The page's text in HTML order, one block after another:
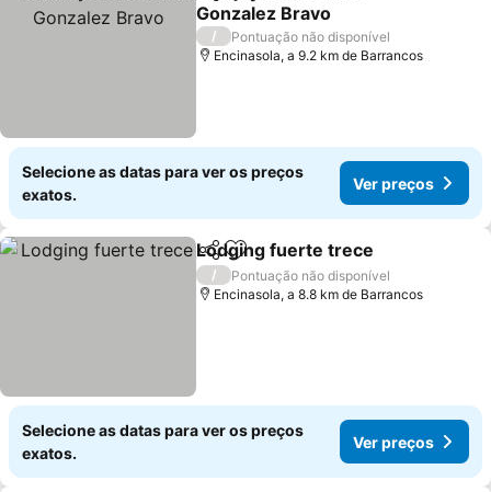
Gonzalez Bravo
Ver preços
/
Pontuação não disponível
Encinasola, a 9.2 km de Barrancos
Selecione as datas para ver os preços
exatos.
Ver preços
PartilharAdicionar aos favoritos
Lodging fuerte trece
/
Pontuação não disponível
Encinasola, a 8.8 km de Barrancos
Selecione as datas para ver os preços
exatos.
Ver preços